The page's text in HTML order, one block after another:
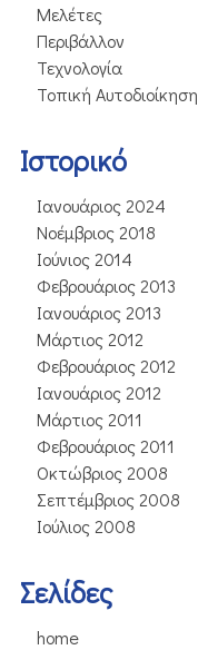
Μελέτες
Περιβάλλον
Τεχνολογία
Τοπική Αυτοδιοίκηση
Ιστορικό
Ιανουάριος 2024
Νοέμβριος 2018
Ιούνιος 2014
Φεβρουάριος 2013
Ιανουάριος 2013
Μάρτιος 2012
Φεβρουάριος 2012
Ιανουάριος 2012
Μάρτιος 2011
Φεβρουάριος 2011
Οκτώβριος 2008
Σεπτέμβριος 2008
Ιούλιος 2008
Σελίδες
home